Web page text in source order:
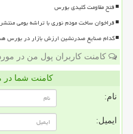
فتح مقاومت کلیدی بورس
فراخوان ساخت مودم نوری با تراشه بومی
کدام صنایع صدرنشین ارزش بازار در بورس هستند به
کامنت کاربران پول من در
کامنت شما در
نام:
ایمیل: